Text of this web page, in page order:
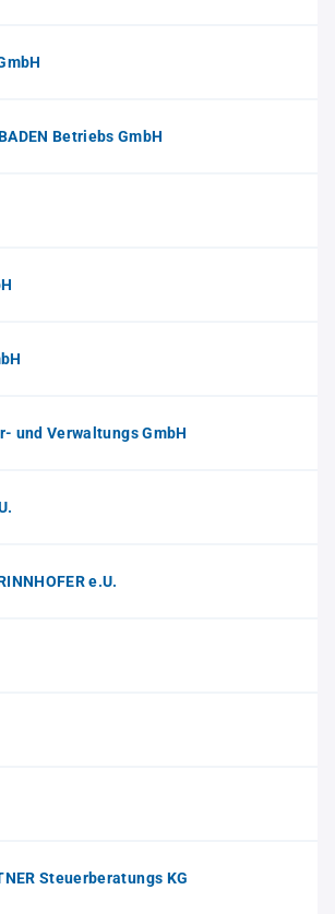
Betriebs GmbH
und Verwaltungs GmbH
e.U.
Steuerberatungs KG